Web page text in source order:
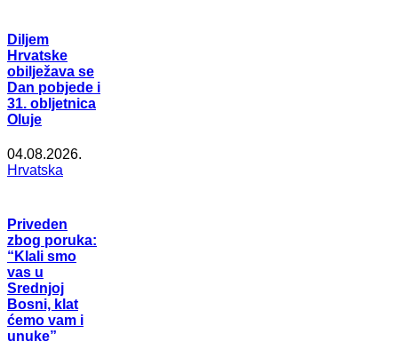
Diljem
Hrvatske
obilježava se
Dan pobjede i
31. obljetnica
Oluje
04.08.2026.
Hrvatska
Priveden
zbog poruka:
“Klali smo
vas u
Srednjoj
Bosni, klat
ćemo vam i
unuke”